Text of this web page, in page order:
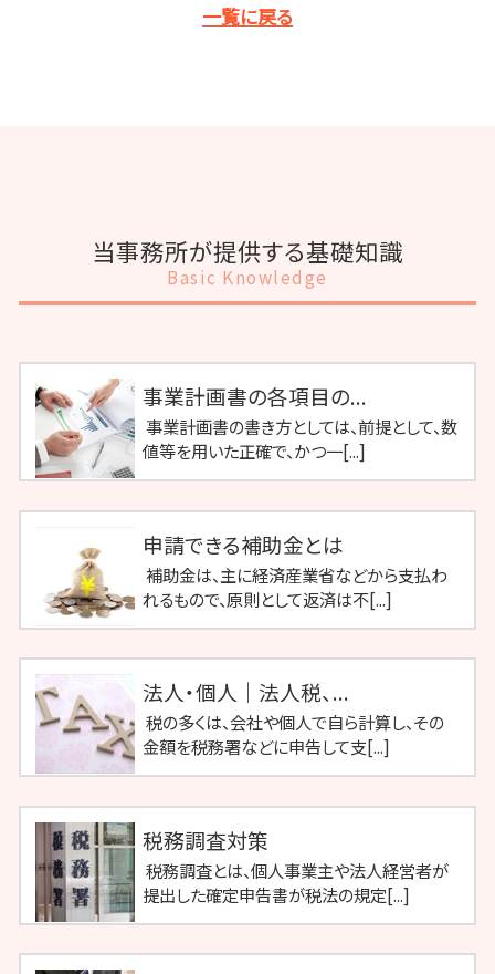
一覧に戻る
当事務所が提供する基礎知識
Basic Knowledge
事業計画書の各項目の...
事業計画書の書き方としては、前提として、数
値等を用いた正確で、かつ一[...]
申請できる補助金とは
補助金は、主に経済産業省などから支払わ
れるもので、原則として返済は不[...]
法人・個人｜法人税、...
税の多くは、会社や個人で自ら計算し、その
金額を税務署などに申告して支[...]
税務調査対策
税務調査とは、個人事業主や法人経営者が
提出した確定申告書が税法の規定[...]